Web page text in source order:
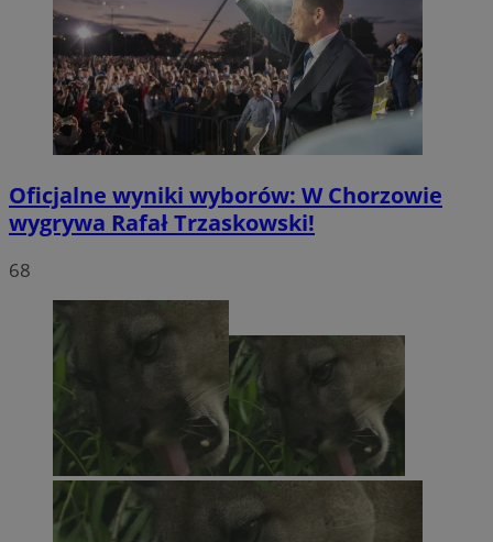
Oficjalne wyniki wyborów: W Chorzowie
wygrywa Rafał Trzaskowski!
68